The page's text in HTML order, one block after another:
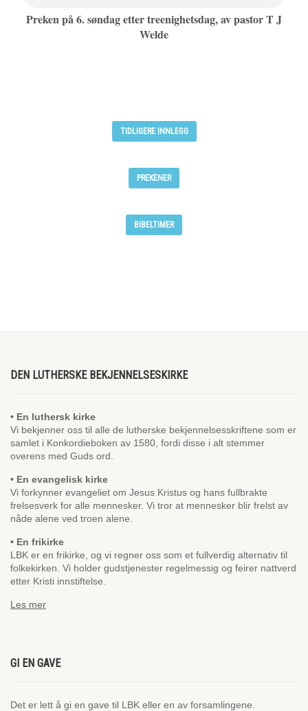
Preken på 6. søndag etter treenighetsdag, av pastor T J
Welde
TIDLIGERE INNLEGG
PREKENER
BIBELTIMER
DEN LUTHERSKE BEKJENNELSESKIRKE
• En luthersk kirke
Vi bekjenner oss til alle de lutherske bekjennelsesskriftene som er
samlet i Konkordieboken av 1580, fordi disse i alt stemmer
overens med Guds ord.
• En evangelisk kirke
Vi forkynner evangeliet om Jesus Kristus og hans fullbrakte
frelsesverk for alle mennesker. Vi tror at mennesker blir frelst av
nåde alene ved troen alene.
• En frikirke
LBK er en frikirke, og vi regner oss som et fullverdig alternativ til
folkekirken. Vi holder gudstjenester regelmessig og feirer nattverd
etter Kristi innstiftelse.
Les mer
GI EN GAVE
Det er lett å gi en gave til LBK eller en av forsamlingene.